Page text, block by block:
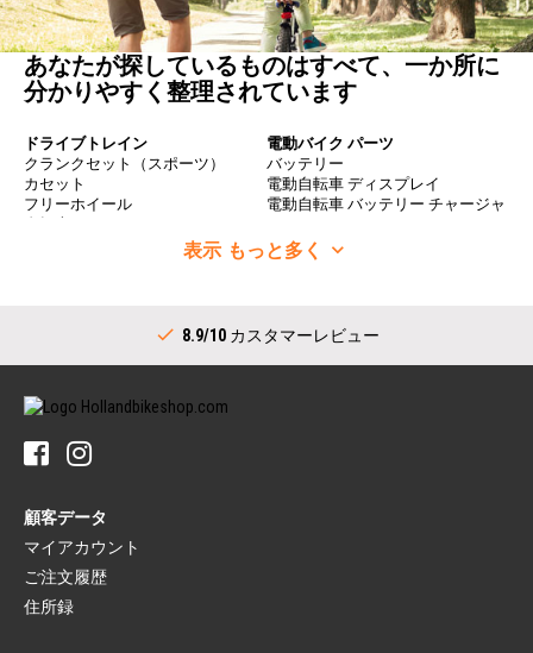
あなたが探しているものはすべて、一か所に
分かりやすく整理されています
ドライブトレイン
クランクセット（スポーツ）
カセット
フリーホイール
ドライブトレイン（シティ）
クランクセット（シティ）
シフター（シティ）
内部ギアハブ用スプロケット
タイヤ
自転車 タイヤ
リム テープ
自転車 タイヤ リペア
荷物 キャリア
ドレス ガード
荷物 キャリア
電動バイク パーツ
バッテリー
電動自転車 ディスプレイ
電動自転車 バッテリー チャージャ
自転車 ホイール
自転車 スポーク
リア ハブ
表示 もっと多く
8.9/10カスタマーレビュー
顧客データ
マイアカウント
ご注文履歴
住所録